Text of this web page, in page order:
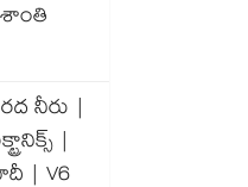
నీరు |
|
| V6